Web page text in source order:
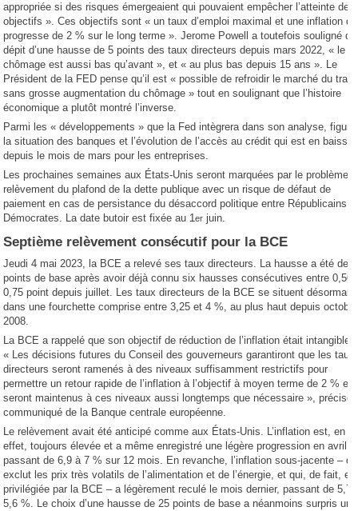
appropriée si des risques émergeaient qui pouvaient empêcher l’atteinte de
objectifs ». Ces objectifs sont « un taux d’emploi maximal et une inflation
progresse de 2 % sur le long terme ». Jerome Powell a toutefois souligné
dépit d’une hausse de 5 points des taux directeurs depuis mars 2022, « le
chômage est aussi bas qu’avant », et « au plus bas depuis 15 ans ». Le
Président de la FED pense qu’il est « possible de refroidir le marché du
sans grosse augmentation du chômage » tout en soulignant que l’histoire
économique a plutôt montré l’inverse.
Parmi les « développements » que la Fed intègrera dans son analyse,
la situation des banques et l’évolution de l’accès au crédit qui est en baisse
depuis le mois de mars pour les entreprises.
Les prochaines semaines aux États-Unis seront marquées par le problème
relèvement du plafond de la dette publique avec un risque de défaut de
paiement en cas de persistance du désaccord politique entre Républicains
Démocrates. La date butoir est fixée au 1er juin.
Septième relèvement consécutif pour la BCE
Jeudi 4 mai 2023, la BCE a relevé ses taux directeurs. La hausse a été de
points de base après avoir déjà connu six hausses consécutives entre 0,50
0,75 point depuis juillet. Les taux directeurs de la BCE se situent désormais
dans une fourchette comprise entre 3,25 et 4 %, au plus haut depuis octobre
2008.
La BCE a rappelé que son objectif de réduction de l’inflation était intangible.
« Les décisions futures du Conseil des gouverneurs garantiront que les taux
directeurs seront ramenés à des niveaux suffisamment restrictifs pour
permettre un retour rapide de l’inflation à l’objectif à moyen terme de 2 % et
seront maintenus à ces niveaux aussi longtemps que nécessaire », précise
communiqué de la Banque centrale européenne.
Le relèvement avait été anticipé comme aux États-Unis. L’inflation est, en
effet, toujours élevée et a même enregistré une légère progression en avril,
passant de 6,9 à 7 % sur 12 mois. En revanche, l’inflation sous-jacente –
exclut les prix très volatils de l’alimentation et de l’énergie, et qui, de fait,
privilégiée par la BCE – a légèrement reculé le mois dernier, passant de 5,7
5,6 %. Le choix d’une hausse de 25 points de base a néanmoins surpris un